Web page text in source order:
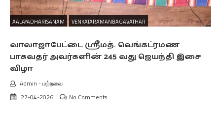
AALAYADHARISANAM VENKATARAMANBAGAVATHAR
வாலாஜாபேட்டை ஸ்ரீமத். வெங்கட்ரமண
பாகவதர் அவர்களின் 245 வது ஜெயந்தி இசை
விழா
Admin -மற்றவை
27-04-2026
No Comments